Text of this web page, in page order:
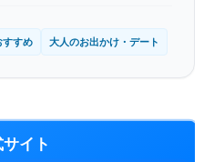
すすめ 大人のお出かけ・デート
サイト